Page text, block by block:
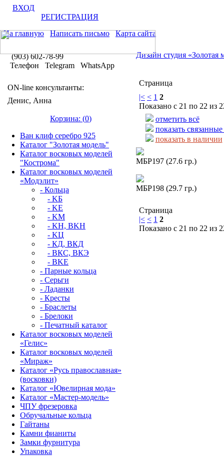
ВХОД
РЕГИСТРАЦИЯ
На главную
Написать письмо Карта сайта
(903) 602-78-99
Телефон Telegram WhatsApp
ON-line консультанты:
Денис, Анна
Корзина: (0)
Ван клиф серебро 925
Каталог "Золотая модель"
Каталог восковых моделей
"Кострома"
Каталог восковых моделей
«Модэлит»
- Кольца
- KБ
- KЕ
- KМ
- KН, BKН
- KЦ
- КД, ВКД
- ВКС, BКЭ
- BKЕ
- Парные кольца
- Серьги
- Ладанки
- Кресты
- Браслеты
- Брелоки
- Печатный каталог
Каталог восковых моделей
«Гелис»
Каталог восковых моделей
«Мираж»
Каталог «Русь православная»
(восковки)
Каталог «Ювелирная мода»
Каталог «Мастер-модель»
ЧПУ фрезеровка
Обручальные кольца
Гайтаны
Камни фианиты
Замки фурнитура
Упаковка
Дизайн студия «Золотая
Страница
|< < 1 2
Показано с 21 по 22 из
отметить всё
показать
показать в наличии
МБР197 (27.6 гр.)
МБР198 (29.7 гр.)
Страница
|< < 1 2
Показано с 21 по 22 из